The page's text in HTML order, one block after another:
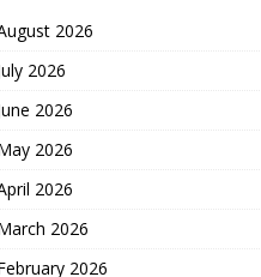
2026
2026
2026
2026
2026
2026
2026